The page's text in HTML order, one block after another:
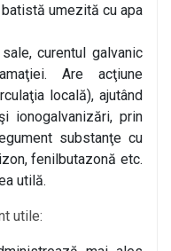
umezită cu apa
curentul galvanic
Are acţiune
locală), ajutând
ionogalvanizări, prin
substanţe cu
fenilbutazonă etc.
utilă.
utile: